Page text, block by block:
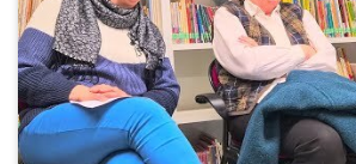
occasione visitare il primo
negozio e gustare i prodotti
Questo articolo era stato
lo stesso titolo nel diario di
ww.icvalledeilaghi.it, poi